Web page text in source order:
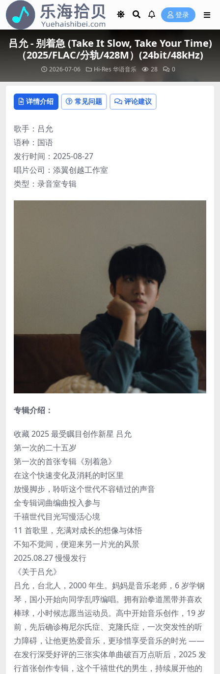
登录
吕允 - 别着急 (Take It Slow, Take Your Time)
（2025/FLAC/分轨/428M）(24bit/48kHz)
2026-07-06 Hi-Res 华语音乐 28 0
详情介绍 常见问题 评论建议
歌手：吕允
语种：国语
发行时间：2025-08-27
唱片公司：添翼创越工作室
类型：录音室专辑
专辑介绍：
收藏 2025 最受瞩目创作新星 吕允
第一次的二十五岁
第一次的首张专辑《别着急》
在这个快速变化及消耗的时区里
放慢脚步，聆听这个世代不容错过的声音
全专辑词曲编曲投入参与
千禧世代目光写慢活心境
11 首歌里，充满对成长的想像与体悟
不知不觉间，便迎来另一片光的风景
2025.08.27 慢慢发行
《关于吕允》
吕允，台北人，2000 年生。妈妈是音乐老师，6 岁学钢
琴，国小开始向同学乱哼编唱。拥有跆拳道黑带并喜欢
棒球，小时候志愿当运动员。高中开始音乐创作，19 岁
前，先后确诊梅尼尔氏症、克隆氏症，一次突发性的听
力障碍，让他更热爱音乐，更珍惜享受音乐的时光 ——
在发行深受好评的三张实体单曲破百万点听后，2025 发
行首张创作专辑，这个千禧世代的男生，持续展开他的